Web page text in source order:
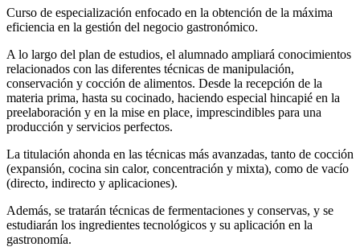
Curso de especialización enfocado en la obtención de la máxima
eficiencia en la gestión del negocio gastronómico.
A lo largo del plan de estudios, el alumnado ampliará conocimientos
relacionados con las diferentes técnicas de manipulación,
conservación y cocción de alimentos. Desde la recepción de la
materia prima, hasta su cocinado, haciendo especial hincapié en la
preelaboración y en la mise en place, imprescindibles para una
producción y servicios perfectos.
La titulación ahonda en las técnicas más avanzadas, tanto de cocción
(expansión, cocina sin calor, concentración y mixta), como de vacío
(directo, indirecto y aplicaciones).
Además, se tratarán técnicas de fermentaciones y conservas, y se
estudiarán los ingredientes tecnológicos y su aplicación en la
gastronomía.